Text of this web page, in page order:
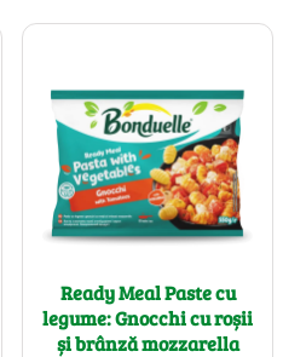
Ready Meal Paste cu
legume: Gnocchi cu roșii
și brânză mozzarella